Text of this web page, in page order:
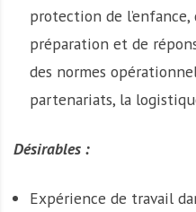
protection de l’enfance,
préparation et de
des normes
partenariats, la
Désirables :
Expérience de travail